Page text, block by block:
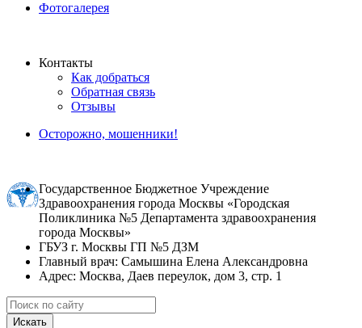
Фотогалерея
Контакты
Как добраться
Обратная связь
Отзывы
Осторожно, мошенники!
Государственное Бюджетное Учреждение
Здравоохранения города Москвы «Городская
Поликлиника №5 Департамента здравоохранения
города Москвы»
ГБУЗ г. Москвы ГП №5 ДЗМ
Главный врач: Самышина Елена Александровна
Адрес: Москва, Даев переулок, дом 3, стр. 1
Искать